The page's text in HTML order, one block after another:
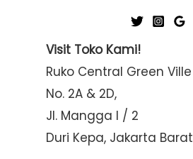
Visit Toko Kami!
Ruko Central Green Ville
No. 2A & 2D,
Jl. Mangga I / 2
Duri Kepa, Jakarta Barat